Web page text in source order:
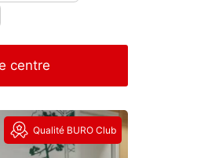
centre
Qualité BURO Club